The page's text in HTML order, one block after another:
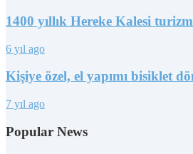
1400 yıllık Hereke Kalesi
6 yıl ago
Kişiye özel, el yapımı bisiklet
7 yıl ago
Popular News